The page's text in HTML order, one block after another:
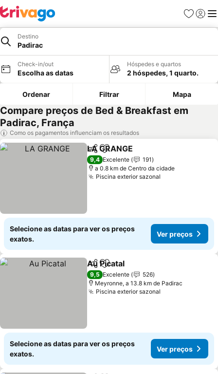
Favoritos
Iniciar
Destino
Padirac
Check-in/out
Escolha as datas
Hóspedes e quartos
2 hóspedes, 1 quarto.
Ordenar Filtrar Mapa
Compare preços de Bed & Breakfast em
Padirac, França
Como os pagamentos influenciam os resultados
PartilharAdicionar aos favoritos
LA GRANGE
9,4 Excelente
191
a 0.8 km de Centro da cidade
Piscina exterior sazonal
Selecione as datas para ver os preços
exatos.
Ver preços
PartilharAdicionar aos favoritos
Au Picatal
9,5 Excelente
526
Meyronne, a 13.8 km de Padirac
Piscina exterior sazonal
Selecione as datas para ver os preços
exatos.
Ver preços